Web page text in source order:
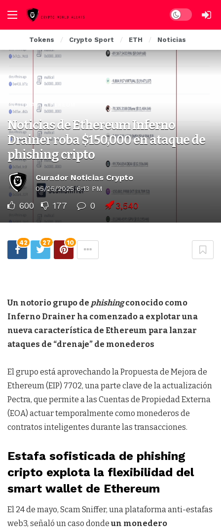
Dark mode
Tokens Crypto Sport ETH Noticias
NOTICIAS ETHEREUM
Noticias de Ethereum Inferno
Drainer roba $150,000 en ataque de
phishing cripto
Curador Noticias Crypto
05/25/2025 6:13 PM
600 177 0 3,540
42 27 10
Un notorio grupo de phishingconocido como
Inferno Drainer ha comenzado a explotar una
nueva característica de Ethereum para lanzar
ataques de “drenaje” de monederos
El grupo está aprovechando la Propuesta de Mejora de
Ethereum (EIP) 7702, una parte clave de la actualización
Pectra, que permite a las Cuentas de Propiedad Externa
(EOA) actuar temporalmente como monederos de
contratos inteligentes durante las transacciones.
Estafa sofisticada de phishing
cripto explota la flexibilidad del
smart wallet de Ethereum
El 24 de mayo, Scam Sniffer, una plataforma anti-estafas
web3, señaló un caso donde un monedero